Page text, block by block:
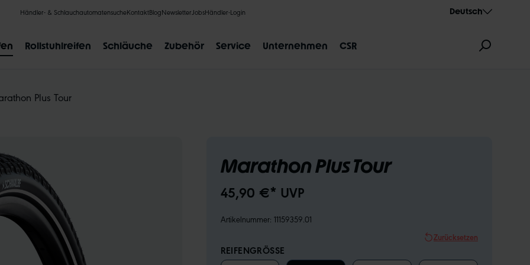
Händler- & SchlauchautomatensucheKontaktBlogNewsletter JobsHändler-Login Deutsch
Rollstuhlreifen Schläuche Zubehör Service Unternehmen CSR
CLIK VALVE
Plus Tour
Marathon Plus Tour
45,90 €* UVP
Artikelnummer: 11159359.01
Zurücksetzen
REIFENGRÖSSE